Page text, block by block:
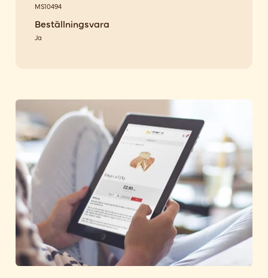
MS10494
Beställningsvara
Ja